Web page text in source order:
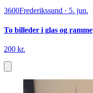
3600Frederikssund · 5. jun.
To billeder i glas og ramme
200 kr.